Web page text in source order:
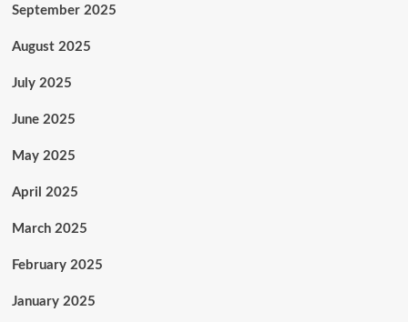
September 2025
August 2025
July 2025
June 2025
May 2025
April 2025
March 2025
February 2025
January 2025